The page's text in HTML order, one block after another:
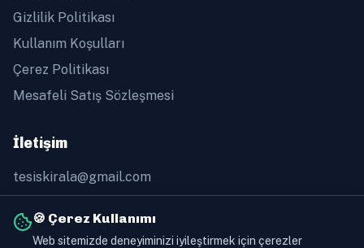
🍪 Çerez Kullanımı
Web sitemizde deneyiminizi iyileştirmek için çerezler
Gizlilik Politikası
Kullanım Koşulları
Çerez Politikası
Mesafeli Satış Sözleşmesi
İletişim
tesiskirala@gmail.com